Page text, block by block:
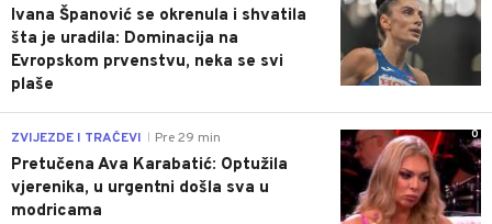
Ivana Španović se okrenula i shvatila
šta je uradila: Dominacija na
Evropskom prvenstvu, neka se svi
plaše
0
ZVIJEZDE I TRAČEVI Pre 29 min
Pretučena Ava Karabatić: Optužila
vjerenika, u urgentni došla sva u
modricama